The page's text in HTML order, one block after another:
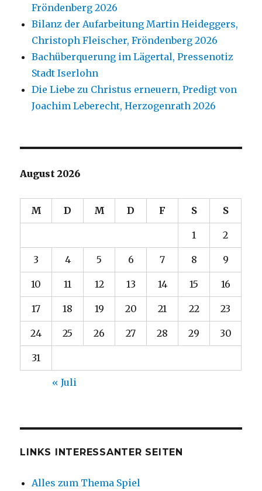
Fröndenberg 2026
Bilanz der Aufarbeitung Martin Heideggers,
Christoph Fleischer, Fröndenberg 2026
Bachüberquerung im Lägertal, Pressenotiz
Stadt Iserlohn
Die Liebe zu Christus erneuern, Predigt von
Joachim Leberecht, Herzogenrath 2026
August 2026
M D M D F S S
1 2
3 4 5 6 7 8 9
10 11 12 13 14 15 16
17 18 19 20 21 22 23
24 25 26 27 28 29 30
31
« Juli
LINKS INTERESSANTER SEITEN
Alles zum Thema Spiel